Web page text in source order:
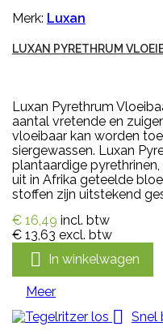
Merk: Luxan
LUXAN PYRETHRUM
Luxan Pyrethrum
aantal vretende en
vloeibaar kan worden
siergewassen. Luxan
plantaardige
uit in Afrika geteelde
stoffen zijn uitstekend
€ 16,49 incl. btw
€ 13,63 excl. btw
 In winkelwagen
Meer

Snel